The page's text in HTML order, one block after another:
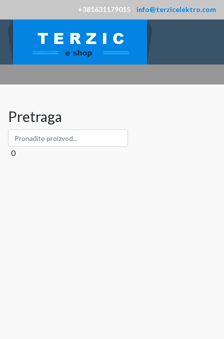
+381631179015 info@terzicelektro.com
Pretraga
0